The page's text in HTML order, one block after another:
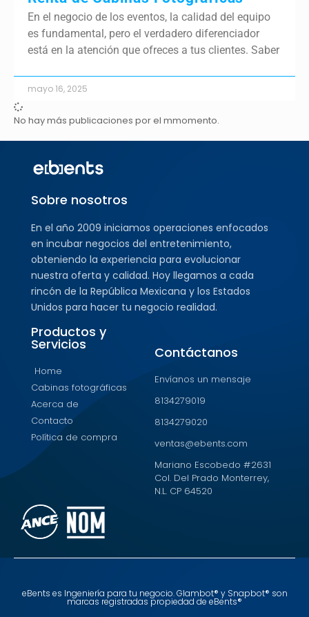
En el negocio de los eventos, la calidad del equipo
es fundamental, pero el verdadero diferenciador
está en la atención que ofreces a tus clientes. Saber
mayo 16, 2025
No hay más publicaciones por el mmomento.
Sobre nosotros
En el año 2009 iniciamos operaciones enfocados
en incubar negocios del entretenimiento,
obteniendo la experiencia para evolucionar
nuestra oferta y calidad. Hoy llegamos a cada
rincón de la República Mexicana y los Estados
Unidos para hacer tu negocio realidad.
Productos y
Servicios
Home
Cabinas fotográficas
Acerca de
Contacto
Política de compra
Contáctanos
Envíanos un mensaje
8134279019
8134279020
ventas@ebents.com
Mariano Escobedo #2631
Col. Del Prado Monterrey,
N.L. CP 64520
eBents es Ingeniería para tu negocio. Glambot® y Snapbot® son
marcas registradas propiedad de eBents®